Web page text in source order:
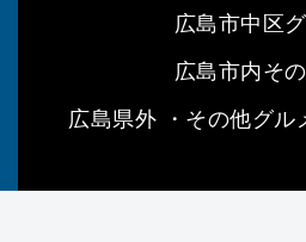
広島市中区
広島市内そ
広島県外 ・その他グル